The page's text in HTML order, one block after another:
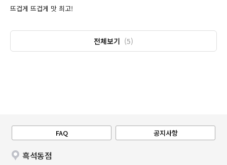
뜨겁게 뜨겁게 맛 최고!
전체보기 (5)
FAQ 공지사항
흑석동점